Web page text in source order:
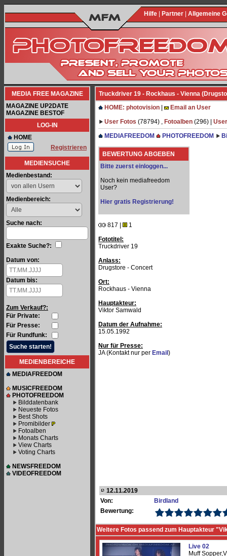
Hilfe Partner Allgemeine
MEDIA FREE MAGAZINE
MAGAZINE UP2DATE
MAGAZINE BESTOF
LOG-IN
HOME
Registrieren
MEDIENSUCHE
Medienbestand:
Medienbereich:
Suche nach:
Exakte Suche?:
Datum von:
Datum bis:
Zum Verkauf?:
Für Private:
Für Presse:
Für Rundfunk:
MEDIENBEREICHE
MEDIAFREEDOM
MUSICFREEDOM
PHOTOFREEDOM
Bilddatenbank
Neueste Fotos
Best Shots
Promibilder
Fotoalben
Monats Charts
View Charts
Voting Charts
NEWSFREEDOM
VIDEOFREEDOM
Truckdriver 19 - Rockhaus - Vienna
HOME: photovision
Email an User
User Fotos (78794) , Fotoalben (296) |
MEDIAFREEDOM
PHOTOFREEDOM
BEWERTUNG ABGEBEN
Bitte zuerst einloggen...
Noch kein mediafreedom
User?
Hier gratis Registrierung!
817 |
1
Fototitel:
Truckdriver 19
Anlass:
Drugstore - Concert
Ort:
Rockhaus - Vienna
Hauptakteur:
Viktor Samwald
Datum der Aufnahme:
15.05.1992
Nur für Presse:
JA (Kontakt nur per Email )
12.11.2019
Von:
Birdland
Bewertung:
Weitere Fotos passend zum Hauptakteur
Live 02
Muff